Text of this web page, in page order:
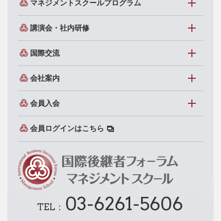
マネジメントスクールプログラム
講演会・社内研修
国際交流
会社案内
会員入会
会員ログインはこちら
TEL： 03-6261-5606